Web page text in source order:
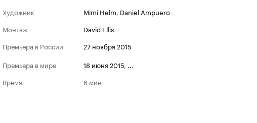
Художник
Mimi Helm, Daniel Ampuero
Монтаж
David Ellis
Премьера в России
27 ноября 2015
Премьера в мире
18 июня 2015
Время
6 мин